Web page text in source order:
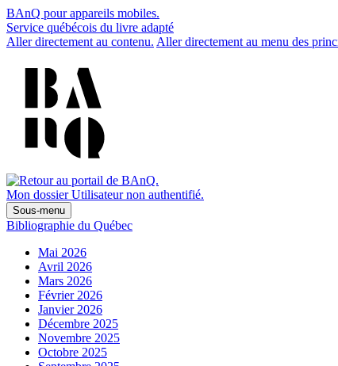
BAnQ pour appareils mobiles.
Service québécois du livre adapté
Aller directement au contenu. Aller directement au menu des
Mon dossier Utilisateur non authentifié.
Sous-menu
Bibliographie du Québec
Mai 2026
Avril 2026
Mars 2026
Février 2026
Janvier 2026
Décembre 2025
Novembre 2025
Octobre 2025